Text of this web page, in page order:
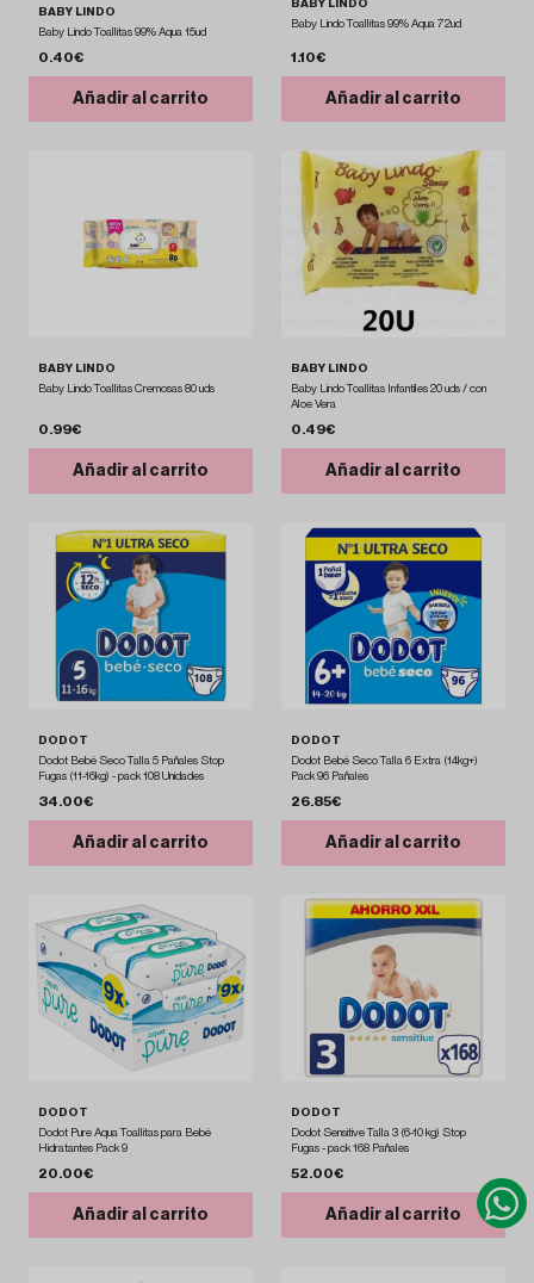
BABY LINDO
Baby Lindo Toallitas 99% Aqua 15ud
0.40€
Añadir al carrito
BABY LINDO
Baby Lindo Toallitas 99% Aqua 72ud
1.10€
Añadir al carrito
BABY LINDO
Baby Lindo Toallitas Cremosas 80 uds
0.99€
Añadir al carrito
BABY LINDO
Baby Lindo Toallitas Infantiles 20 uds / con
Aloe Vera
0.49€
Añadir al carrito
DODOT
Dodot Bebé Seco Talla 5 Pañales Stop
Fugas (11-16kg) - pack 108 Unidades
34.00€
Añadir al carrito
DODOT
Dodot Bebé Seco Talla 6 Extra (14kg+)
Pack 96 Pañales
26.85€
Añadir al carrito
DODOT
Dodot Pure Aqua Toallitas para Bebé
Hidratantes Pack 9
20.00€
Añadir al carrito
DODOT
Dodot Sensitive Talla 3 (6-10 kg) Stop
Fugas - pack 168 Pañales
52.00€
Añadir al carrito